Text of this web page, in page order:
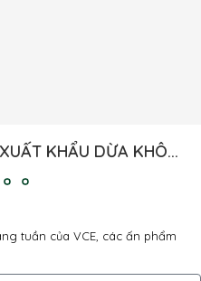
KHẨU DỪA KHÔ...
tuần của VCE, các ấn phẩm